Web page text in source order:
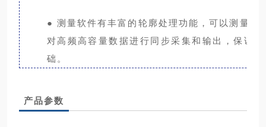
● 测量软件有丰富的轮廓处理功能，可以测量
对高频高容量数据进行同步采集和输出，保证
础。
产品参数